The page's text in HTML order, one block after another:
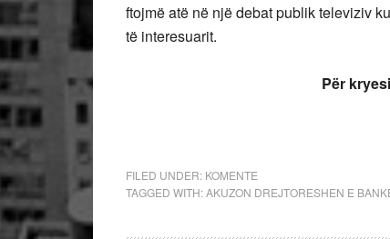
ftojmë atë në një debat publik televiziv
të interesuarit.
Për
FILED UNDER: KOMENTE
TAGGED WITH:AKUZON DREJTORESHEN E